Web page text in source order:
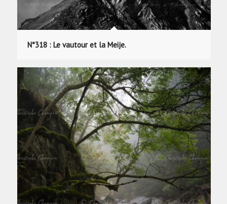
N°318 : Le vautour et la Meije.